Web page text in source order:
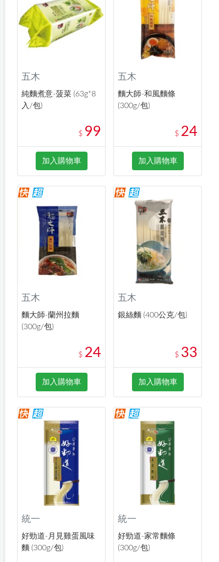
五木
純麵煮意-菠菜 (63g*8
入/包)
$ 99
加入購物車
五木
麵大師-和風麵條
(300g/包)
$ 24
加入購物車
五木
麵大師-蘭州拉麵
(300g/包)
$ 24
加入購物車
五木
銀絲麵 (400公克/包)
$ 33
加入購物車
統一
好勁道-月見雞蛋風味
麵 (300g/包)
統一
好勁道-家常麵條
(300g/包)